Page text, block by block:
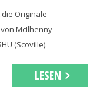
Originale
McIlhenny
(Scoville).
LESEN